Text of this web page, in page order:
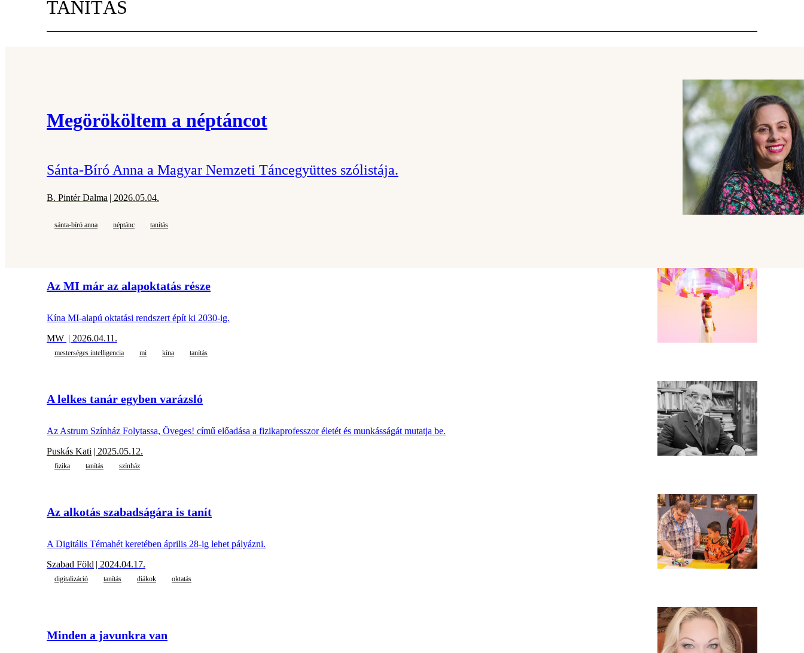
TANÍTÁS
Megörököltem a néptáncot
Sánta-Bíró Anna a Magyar Nemzeti Táncegyüttes szólistája.
B. Pintér Dalma | 2026.05.04.
sánta-bíró anna néptánc tanítás
Az MI már az alapoktatás része
Kína MI-alapú oktatási rendszert épít ki 2030-ig.
MW | 2026.04.11.
mesterséges intelligencia mi kína tanítás
A lelkes tanár egyben varázsló
Az Astrum Színház Folytassa, Öveges! című előadása a fizikaprofesszor életét és munkásságát mutatja be.
Puskás Kati | 2025.05.12.
fizika tanítás színház
Az alkotás szabadságára is tanít
A Digitális Témahét keretében április 28-ig lehet pályázni.
Szabad Föld | 2024.04.17.
digitalizáció tanítás diákok oktatás
Minden a javunkra van